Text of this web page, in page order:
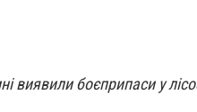
виявили боєприпаси у